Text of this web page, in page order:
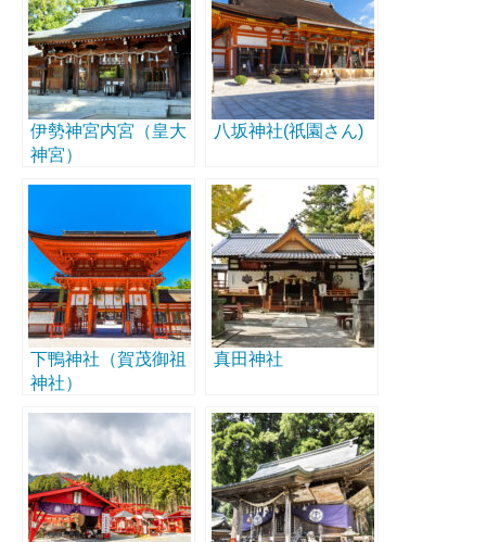
伊勢神宮内宮（皇大
神宮）
八坂神社(祇園さん)
下鴨神社（賀茂御祖
神社）
真田神社